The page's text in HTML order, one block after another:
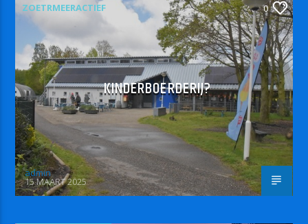
ZOETRMEERACTIEF 0
KINDERBOERDERIJ?
admin
15 MAART 2025